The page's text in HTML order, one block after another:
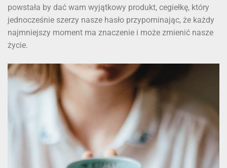
powstała by dać wam wyjątkowy produkt, cegiełkę, który
jednocześnie szerzy nasze hasło przypominając, że każdy
najmniejszy moment ma znaczenie i może zmienić nasze
życie.